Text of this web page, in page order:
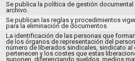
Se publica la política de gestión documental
archivo.
Se publican las reglas y procedimientos
para la eliminación de documentos.
La identificación de las personas que
de los órganos de representación del
número de liberados sindicales, sindicato al
pertenecen y los costes que estas
suponen, diferenciando sueldos, medios